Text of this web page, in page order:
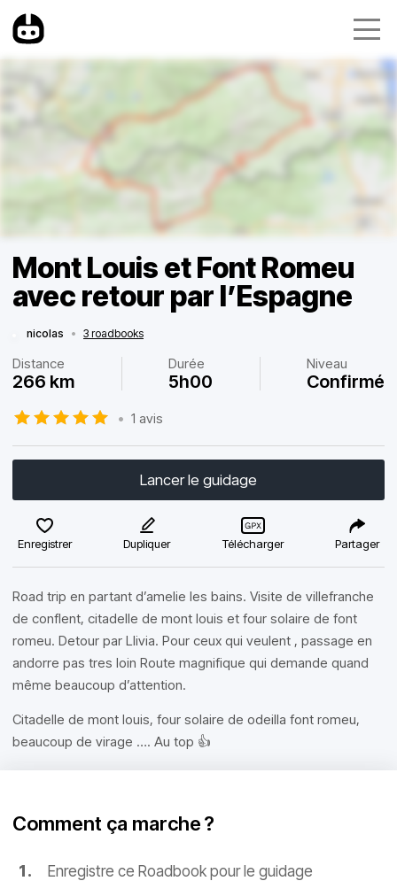
Mont Louis et Font Romeu
avec retour par l’Espagne
nicolas • 3 roadbooks
Distance
266 km
Durée
5h00
Niveau
Confirmé
• 1 avis
Lancer le guidage
Enregistrer Dupliquer Télécharger Partager
Road trip en partant d’amelie les bains. Visite de villefranche
de conflent, citadelle de mont louis et four solaire de font
romeu. Detour par Llivia. Pour ceux qui veulent , passage en
andorre pas tres loin Route magnifique qui demande quand
même beaucoup d’attention.
Citadelle de mont louis, four solaire de odeilla font romeu,
beaucoup de virage …. Au top 👍
Comment ça marche ?
Enregistre ce Roadbook pour le guidage